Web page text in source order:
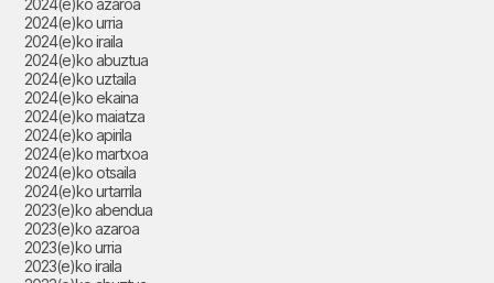
2024(e)ko azaroa
2024(e)ko urria
2024(e)ko iraila
2024(e)ko abuztua
2024(e)ko uztaila
2024(e)ko ekaina
2024(e)ko maiatza
2024(e)ko apirila
2024(e)ko martxoa
2024(e)ko otsaila
2024(e)ko urtarrila
2023(e)ko abendua
2023(e)ko azaroa
2023(e)ko urria
2023(e)ko iraila